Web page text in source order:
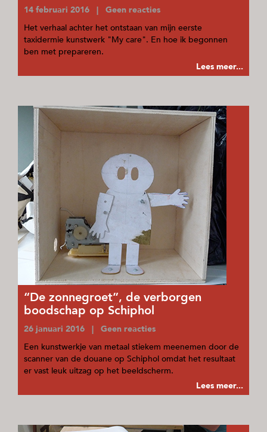
14 februari 2016 | Geen reacties
Het verhaal achter het ontstaan van mijn eerste
taxidermie kunstwerk "My care". En hoe ik begonnen
ben met prepareren.
Lees meer...
“De zonnegroet”, de verborgen
boodschap op Schiphol
26 januari 2016 | Geen reacties
Een kunstwerkje van metaal stiekem meenemen door de
scanner van de douane op Schiphol omdat het resultaat
er vast leuk uitzag op het beeldscherm.
Lees meer...